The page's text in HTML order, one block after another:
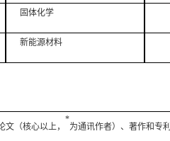
固体化学
新能源材料
文（核心以上，
*
为通讯作者）、著作和专利